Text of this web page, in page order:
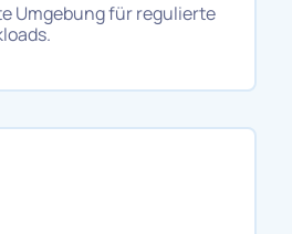
Umgebung für regulierte